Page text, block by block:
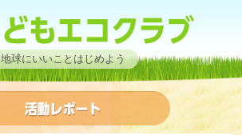
地球にいいことはじめよう